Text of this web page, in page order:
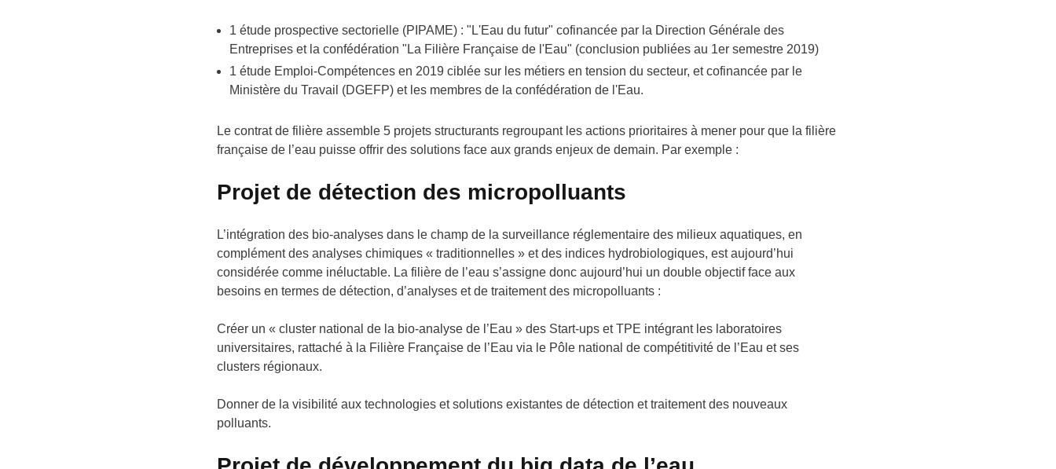
1 étude prospective sectorielle (PIPAME) : "L'Eau du futur" cofinancée par la Direction Générale des
Entreprises et la confédération "La Filière Française de l'Eau" (conclusion publiées au 1er semestre 2019)
1 étude Emploi-Compétences en 2019 ciblée sur les métiers en tension du secteur, et cofinancée par le
Ministère du Travail (DGEFP) et les membres de la confédération de l'Eau.
Le contrat de filière assemble 5 projets structurants regroupant les actions prioritaires à mener pour que la filière
française de l’eau puisse offrir des solutions face aux grands enjeux de demain. Par exemple :
Projet de détection des micropolluants
L’intégration des bio-analyses dans le champ de la surveillance réglementaire des milieux aquatiques, en
complément des analyses chimiques « traditionnelles » et des indices hydrobiologiques, est aujourd’hui
considérée comme inéluctable. La filière de l’eau s’assigne donc aujourd’hui un double objectif face aux
besoins en termes de détection, d’analyses et de traitement des micropolluants :
Créer un « cluster national de la bio-analyse de l’Eau » des Start-ups et TPE intégrant les laboratoires
universitaires, rattaché à la Filière Française de l’Eau via le Pôle national de compétitivité de l’Eau et ses
clusters régionaux.
Donner de la visibilité aux technologies et solutions existantes de détection et traitement des nouveaux
polluants.